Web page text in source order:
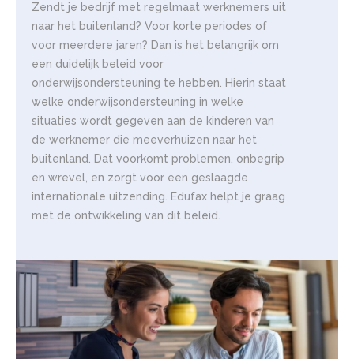
Zendt je bedrijf met regelmaat werknemers uit
naar het buitenland? Voor korte periodes of
voor meerdere jaren? Dan is het belangrijk om
een duidelijk beleid voor
onderwijsondersteuning te hebben. Hierin staat
welke onderwijsondersteuning in welke
situaties wordt gegeven aan de kinderen van
de werknemer die meeverhuizen naar het
buitenland. Dat voorkomt problemen, onbegrip
en wrevel, en zorgt voor een geslaagde
internationale uitzending. Edufax helpt je graag
met de ontwikkeling van dit beleid.